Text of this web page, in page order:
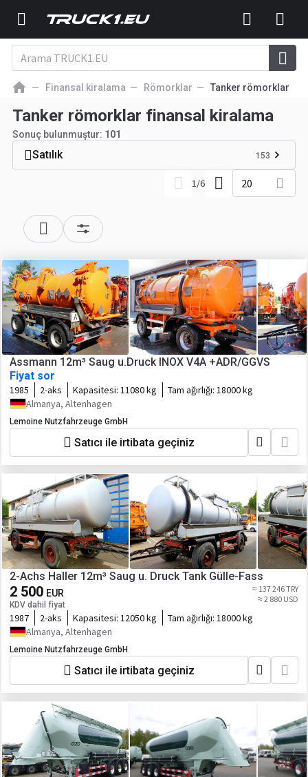
Finansal kiralama Römorklar Tanker römorklar
Tanker römorklar finansal kiralama
Sonuç bulunmuştur: 101
Satılık 153
1/6 20
Assmann 12m³ Saug u.Druck INOX V4A +ADR/GGVS
Fiyat sor
1985 2-aks Kapasitesi: 11080 kg Tam ağırlığı: 18000 kg
Almanya, Altenhagen
Lemoine Nutzfahrzeuge GmbH
Satıcı ile irtibata geçiniz
2-Achs Haller 12m³ Saug u. Druck Tank Gülle-Fass
2 500 EUR
KDV dahil fiyat
≈ 137 246 TRY
≈ 2 880 USD
1987 2-aks Kapasitesi: 12050 kg Tam ağırlığı: 18000 kg
Almanya, Altenhagen
Lemoine Nutzfahrzeuge GmbH
Satıcı ile irtibata geçiniz